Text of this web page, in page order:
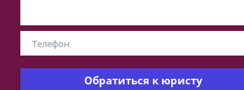
Обратиться к юристу